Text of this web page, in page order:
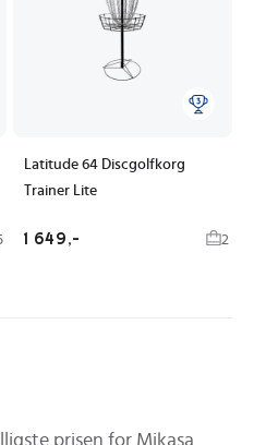
Latitude 64 Discgolfkorg
Trainer Lite
1 649,- 2
prisen for Mikasa